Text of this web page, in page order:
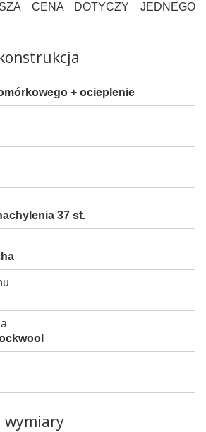
CENA DOTYCZY JEDNEGO
+ ocieplenie
37 st.
wymiary